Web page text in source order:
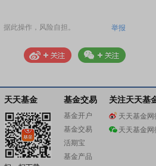
此操作，风险自担。 举报
天天基金 基金交易
基金开户
基金交易
活期宝
基金产品
关注天天基
天天基金网
天天基金网